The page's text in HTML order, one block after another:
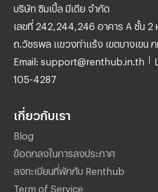
บริษัท ซิมเปิ้ล มีเดีย จำกัด
เลขที่ 242,244,246 อาคาร A ชั้น 2
ถ.วัชรพล แขวงท่าแร้ง เขตบางเขน
Email: support@renthub.in.th
105-4287
เกี่ยวกับเรา
Blog
ข้อตกลงในการลงประกาศ
ลงทะเบียนที่พักกับ Renthub
Term of Service